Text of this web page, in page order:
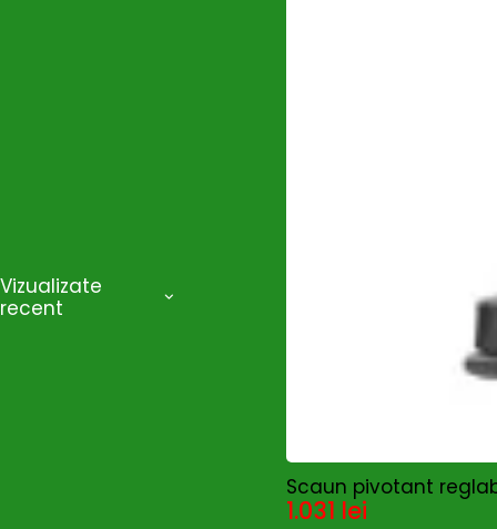
Vizualizate
recent
Scaun pivotant
1.031 lei